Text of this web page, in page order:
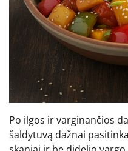
Po ilgos ir varginančios
šaldytuvą dažnai